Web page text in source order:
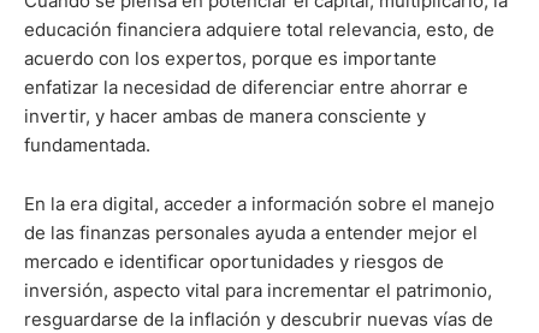
educación financiera adquiere total relevancia, esto, de
acuerdo con los expertos, porque es importante
enfatizar la necesidad de diferenciar entre ahorrar e
invertir, y hacer ambas de manera consciente y
fundamentada.
En la era digital, acceder a información sobre el manejo
de las finanzas personales ayuda a entender mejor el
mercado e identificar oportunidades y riesgos de
inversión, aspecto vital para incrementar el patrimonio,
resguardarse de la inflación y descubrir nuevas vías de